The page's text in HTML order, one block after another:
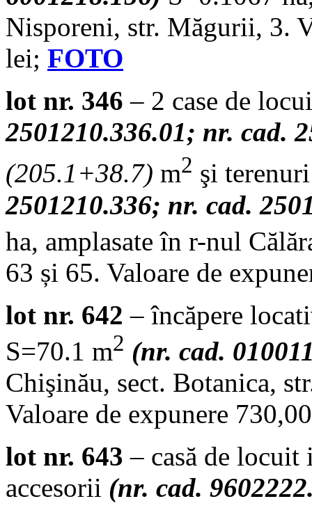
Nisporeni, str. Măgurii, 3.
lei; FOTO
lot nr. 346– 2 case de
2501210.336.01; nr. cad.
(205.1+38.7) m2 şi
2501210.336; nr. cad.
ha, amplasate în r-nul
63 și 65. Valoare de
lot nr. 642 – încăpere
S=70.1 m2 (nr. cad.
Chişinău, sect. Botanica,
Valoare de expunere
lot nr. 643 – casă de
accesorii (nr. cad.